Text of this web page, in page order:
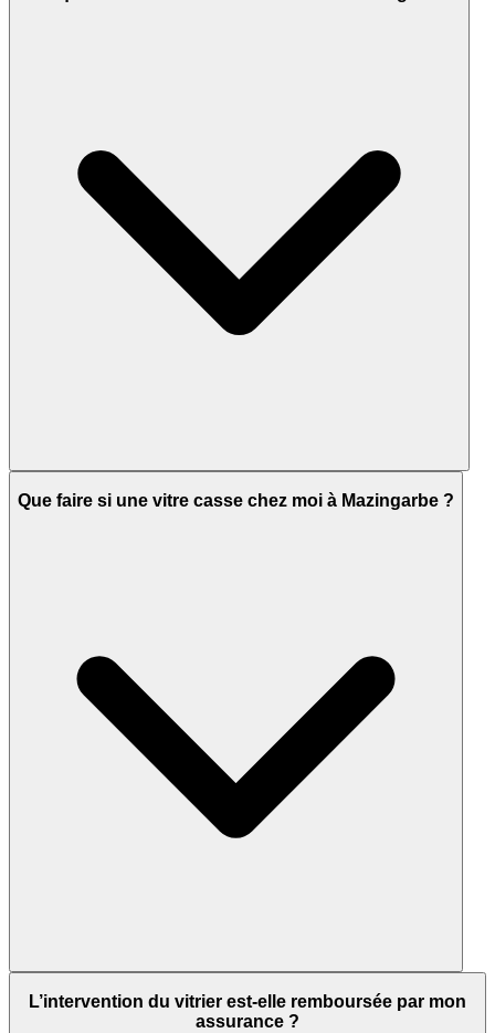
Que faire si une vitre casse chez moi à Mazingarbe ?
L’intervention du vitrier est-elle remboursée par mon
assurance ?